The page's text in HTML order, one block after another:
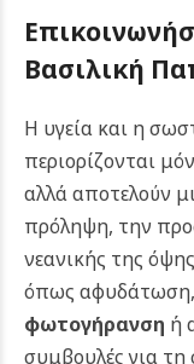
Βασιλική
Η υγεία και η
περιορίζονται
αλλά αποτελούν
πρόληψη, την
νεανικής της
όπως αφυδάτωση,
φωτογήρανση ή
συμβουλές για